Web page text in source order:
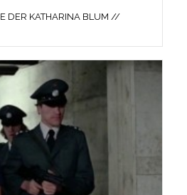
DER KATHARINA BLUM //